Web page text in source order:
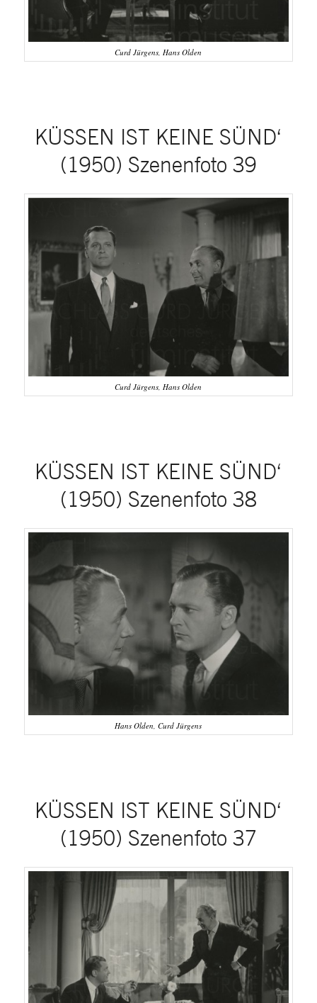
Curd Jürgens, Hans Olden
KÜSSEN IST KEINE SÜND‘
(1950) Szenenfoto 39
Curd Jürgens, Hans Olden
KÜSSEN IST KEINE SÜND‘
(1950) Szenenfoto 38
Hans Olden, Curd Jürgens
KÜSSEN IST KEINE SÜND‘
(1950) Szenenfoto 37